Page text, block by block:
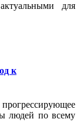
для
к
людей по всему